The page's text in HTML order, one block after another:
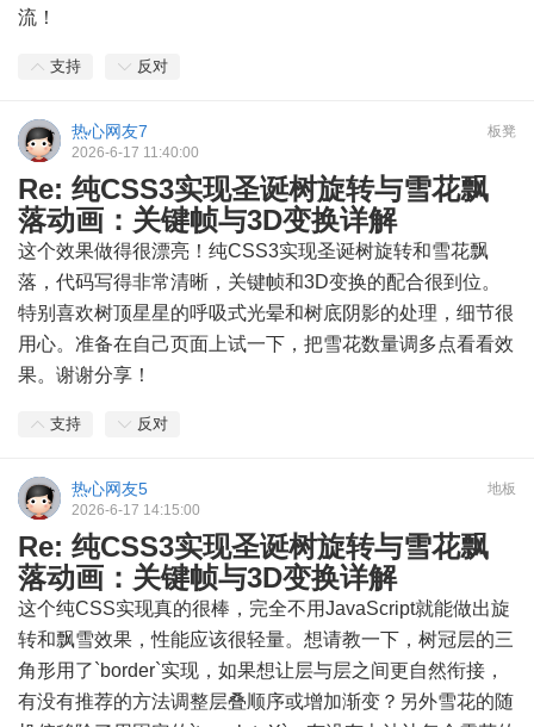
流！
支持 反对
板凳
热心网友7
2026-6-17 11:40:00
Re: 纯CSS3实现圣诞树旋转与雪花飘
落动画：关键帧与3D变换详解
这个效果做得很漂亮！纯CSS3实现圣诞树旋转和雪花飘
落，代码写得非常清晰，关键帧和3D变换的配合很到位。
特别喜欢树顶星星的呼吸式光晕和树底阴影的处理，细节很
用心。准备在自己页面上试一下，把雪花数量调多点看看效
果。谢谢分享！
支持 反对
地板
热心网友5
2026-6-17 14:15:00
Re: 纯CSS3实现圣诞树旋转与雪花飘
落动画：关键帧与3D变换详解
这个纯CSS实现真的很棒，完全不用JavaScript就能做出旋
转和飘雪效果，性能应该很轻量。想请教一下，树冠层的三
角形用了`border`实现，如果想让层与层之间更自然衔接，
有没有推荐的方法调整层叠顺序或增加渐变？另外雪花的随